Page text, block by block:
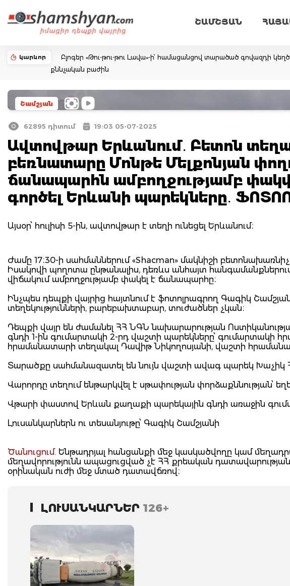
ՇԱՄՇՅԱՆ
կարևոր
Բլոգեր «Թու-թու-թու Լավա»-ի՝ համացանցով տարածած գովազդի
քննչական բաժին
Շամշյան
62895 դիտում 19:03 05-07-2025
Ավտովթար Երևանում․ Բետոն
բեռնատարը Մոնթե Մելքոնյան
ճանապարհն ամբողջությամբ
գործել Երևանի պարեկները․
Այսօր՝ հուլիսի 5-ին, ավտովթար է տեղի ունեցել Երևանում։
Ժամը 17։30-ի սահմաններում «Shacman» մակնիշի
Իսակովի պողոտա ընթանալիս, դեռևս անհայտ
վիճակում ամբողջությամբ փակել է ճանապարհը։
Ինչպես դեպքի վայրից հայտնում է ֆոտոլրագրող Գագիկ
տեղեկությունների, բարեբախտաբար, տուժածներ չկան։
Դեպքի վայր են ժամանել ՀՀ ՆԳՆ նախարարության
գնդի 1-ին գումարտակի 2-րդ վաշտի պարեկները՝ գումարտակի
հրամանատարի տեղակալ Դավիթ Նիկողոսյանի, վաշտի
Տարածքը սահմանազատել են նույն վաշտի ավագ պարեկ Խաչիկ
Վարորդը տեղում ենթարկվել է սթափության փորձաքննության՝
Վթարի փաստով Երևան քաղաքի պարեկային գնդի առաջին
Լուսանկարներն ու տեսանյութը՝ Գագիկ Շամշյանի
Ծանուցում. Ենթադրյալ հանցանքի մեջ կասկածվողը կամ
մեղավորությունն ապացուցված չէ ՀՀ քրեական
օրինական ուժի մեջ մտած դատավճռով։
ԼՈՒՍԱՆԿԱՐՆԵՐ 126+